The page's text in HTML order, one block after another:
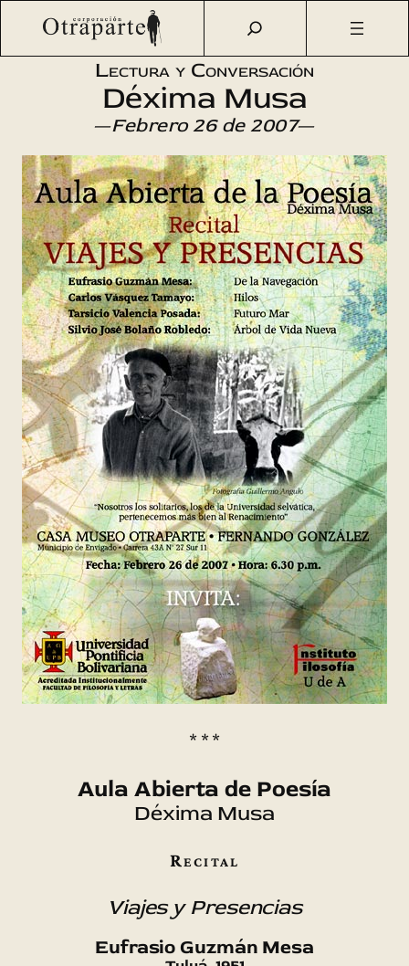
Saltar
Otraparte.org/ Agenda Cultural Literatura
Aula abierta
de poesía UPB – U. de A.
Lectura y Conversación
Déxima Musa
—Febrero 26 de 2007—
* * *
Aula Abierta de Poesía
Déxima Musa
Recital
Viajes y Presencias
Eufrasio Guzmán Mesa